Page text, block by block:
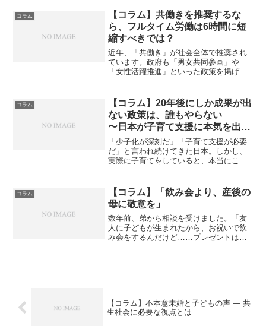
ます。それでも、その限られたカードを
駆使して生き抜いていくという...
コラム
【コラム】共働きを推奨するな
ら、フルタイム労働は6時間に短
縮すべきでは？
近年、「共働き」が社会全体で推奨され
ています。政府も「男女共同参画」や
「女性活躍推進」といった政策を掲げ、
る現実には、大きな矛盾があります。そ
れは、「共働きを求めながら...
コラム
【コラム】20年後にしか成果が出
ない政策は、誰もやらない
〜日本が子育て支援に本気を出せ
ない構造的理由〜
「少子化が深刻だ」「子育て支援が必要
だ」と言われ続けてきた日本。しかし、
実際に子育てをしていると、本当にこの
なぜ、日本では子育て支援がなかなか本
気で進まないのでしょうか...
コラム
【コラム】「飲み会より、産後の
母に敬意を」
数年前、弟から相談を受けました。「友
人に子どもが生まれたから、お祝いで飲
み会をするんだけど……プレゼントは何
【コラム】不本意未婚と子どもの声 ― 共
生社会に必要な視点とは